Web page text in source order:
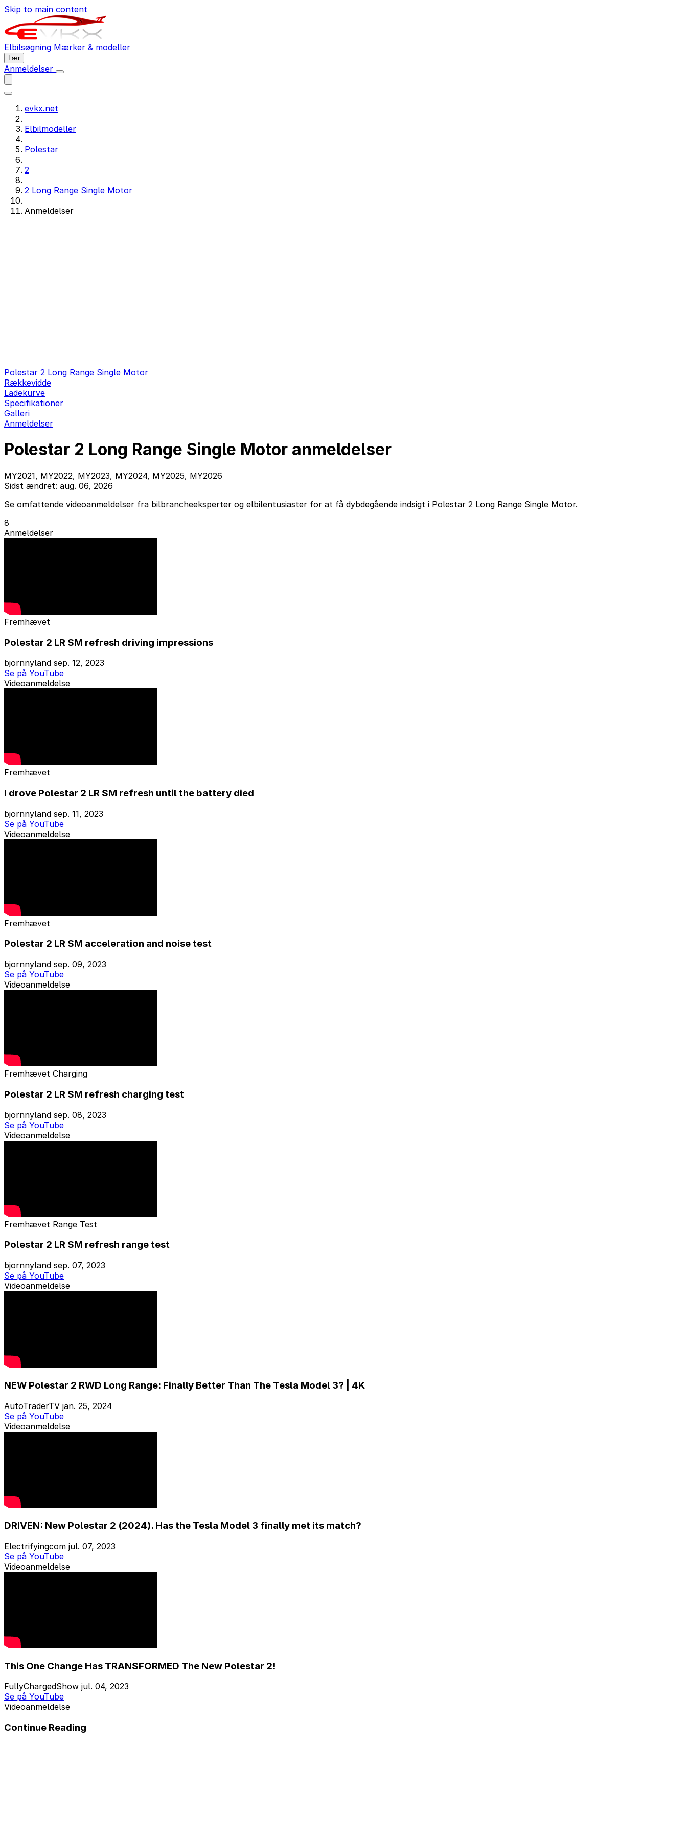
Skip to main content
Elbilsøgning Mærker & modeller
Lær
Anmeldelser
evkx.net
Elbilmodeller
Polestar
2
2 Long Range Single Motor
Anmeldelser
Polestar 2 Long Range Single Motor
Rækkevidde
Ladekurve
Specifikationer
Galleri
Anmeldelser
Polestar 2 Long Range Single Motor anmeldelser
MY2021, MY2022, MY2023, MY2024, MY2025, MY2026
Sidst ændret: aug. 06, 2026
Se omfattende videoanmeldelser fra bilbrancheeksperter og elbilentusiaster for at få dybdegående indsigt i Polestar 2 Long Range Single Motor.
8
Anmeldelser
Fremhævet
Polestar 2 LR SM refresh driving impressions
bjornnyland sep. 12, 2023
Se på YouTube
Videoanmeldelse
Fremhævet
I drove Polestar 2 LR SM refresh until the battery died
bjornnyland sep. 11, 2023
Se på YouTube
Videoanmeldelse
Fremhævet
Polestar 2 LR SM acceleration and noise test
bjornnyland sep. 09, 2023
Se på YouTube
Videoanmeldelse
Fremhævet Charging
Polestar 2 LR SM refresh charging test
bjornnyland sep. 08, 2023
Se på YouTube
Videoanmeldelse
Fremhævet Range Test
Polestar 2 LR SM refresh range test
bjornnyland sep. 07, 2023
Se på YouTube
Videoanmeldelse
NEW Polestar 2 RWD Long Range: Finally Better Than The Tesla Model 3? | 4K
AutoTraderTV jan. 25, 2024
Se på YouTube
Videoanmeldelse
DRIVEN: New Polestar 2 (2024). Has the Tesla Model 3 finally met its match?
Electrifyingcom jul. 07, 2023
Se på YouTube
Videoanmeldelse
This One Change Has TRANSFORMED The New Polestar 2!
FullyChargedShow jul. 04, 2023
Se på YouTube
Videoanmeldelse
Continue Reading